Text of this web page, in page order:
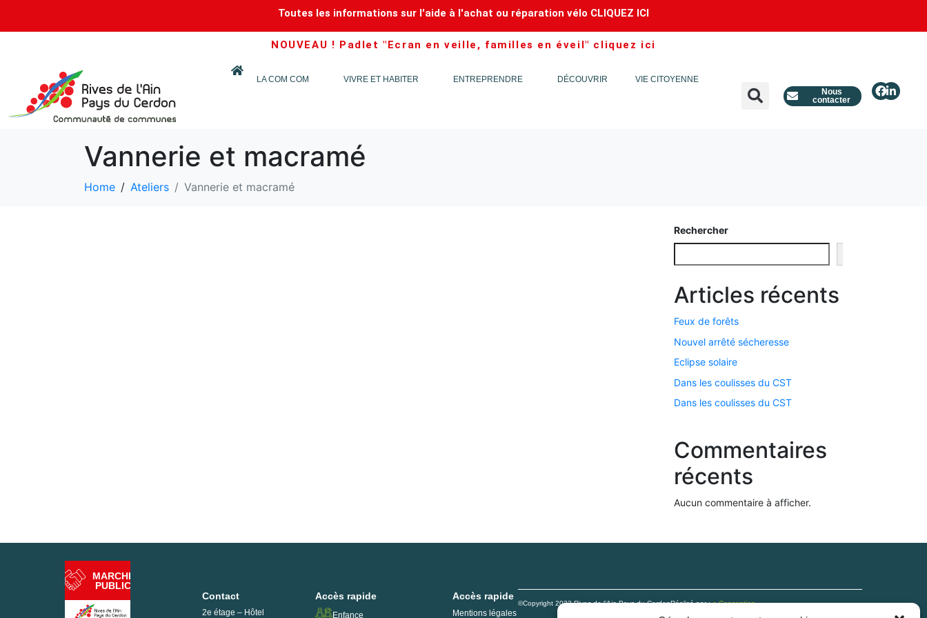
Toutes les informations sur l'aide à l'achat ou réparation vélo CLIQUEZ ICI
NOUVEAU ! Padlet "Ecran en veille, familles en éveil" cliquez ici
LA COM COM VIVRE ET HABITER ENTREPRENDRE DÉCOUVRIR
VIE CITOYENNE
Nous
contacter
Vannerie et macramé
Home Ateliers Vannerie et macramé
Rechercher
Articles récents
Feux de forêts
Nouvel arrêté sécheresse
Eclipse solaire
Dans les coulisses du CST
Dans les coulisses du CST
Commentaires
récents
Aucun commentaire à afficher.
MARCHÉ
PUBLIC
Contact
2e étage – Hôtel
Accès rapide
Enfance
Accès rapide
Mentions légales
©Copyright 2023 Rives de l’Ain Pays du CerdonRéalisé par :e-Conception